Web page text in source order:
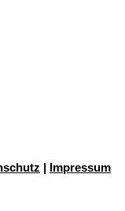
| Impressum